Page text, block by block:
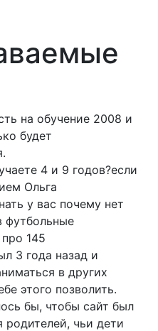
на обучение 2008 и
будет
4 и 9 годов?если
Ольга
у вас почему нет
футбольные
145
3 года назад и
в других
этого позволить.
бы, чтобы сайт был
чьи дети